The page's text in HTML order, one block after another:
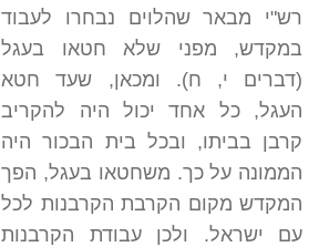
רש"י מבאר שהלוים נבחרו לעבוד
במקדש, מפני שלא חטאו בעגל
(דברים י, ח). ומכאן, שעד חטא
העגל, כל אחד יכול היה להקריב
קרבן בביתו, ובכל בית הבכור היה
הממונה על כך. משחטאו בעגל, הפך
המקדש מקום הקרבת הקרבנות לכל
עם ישראל. ולכן עבודת הקרבנות